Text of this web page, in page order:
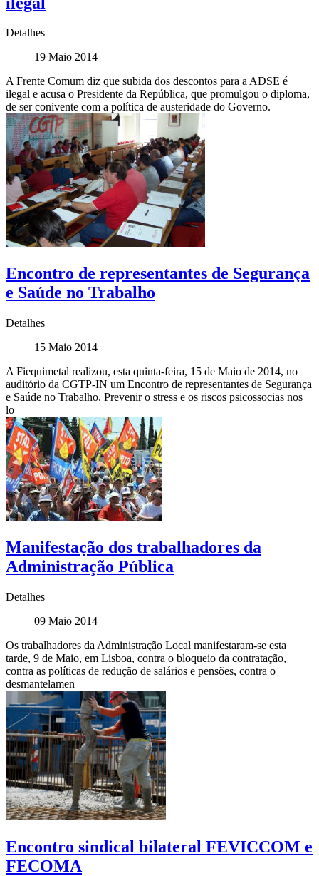
Detalhes
19 Maio 2014
A Frente Comum diz que subida dos descontos para a ADSE é
ilegal e acusa o Presidente da República, que promulgou o diploma,
de ser conivente com a política de austeridade do Governo.
Encontro de representantes de Segurança
e Saúde no Trabalho
Detalhes
15 Maio 2014
A Fiequimetal realizou, esta quinta-feira, 15 de Maio de 2014, no
auditório da CGTP-IN um Encontro de representantes de Segurança
e Saúde no Trabalho. Prevenir o stress e os riscos psicossocias nos
lo
Manifestação dos trabalhadores da
Administração Pública
Detalhes
09 Maio 2014
Os trabalhadores da Administração Local manifestaram-se esta
tarde, 9 de Maio, em Lisboa, contra o bloqueio da contratação,
contra as políticas de redução de salários e pensões, contra o
desmantelamen
Encontro sindical bilateral FEVICCOM e
FECOMA